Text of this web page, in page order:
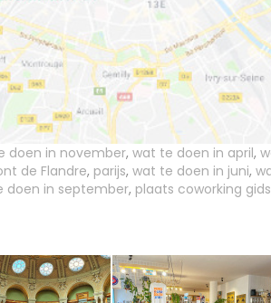
doen in november, wat te doen in april,
de Flandre, parijs, wat te doen in juni,
doen in september, plaats coworking gids